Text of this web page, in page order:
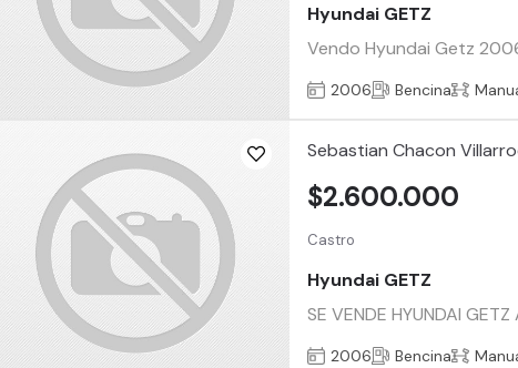
Hyundai GETZ
Vendo Hyundai Getz
2006 Bencina
Sebastian Chacon
Castro
Hyundai GETZ
SE VENDE HYUNDAI
$2.600.000
2006 Bencina